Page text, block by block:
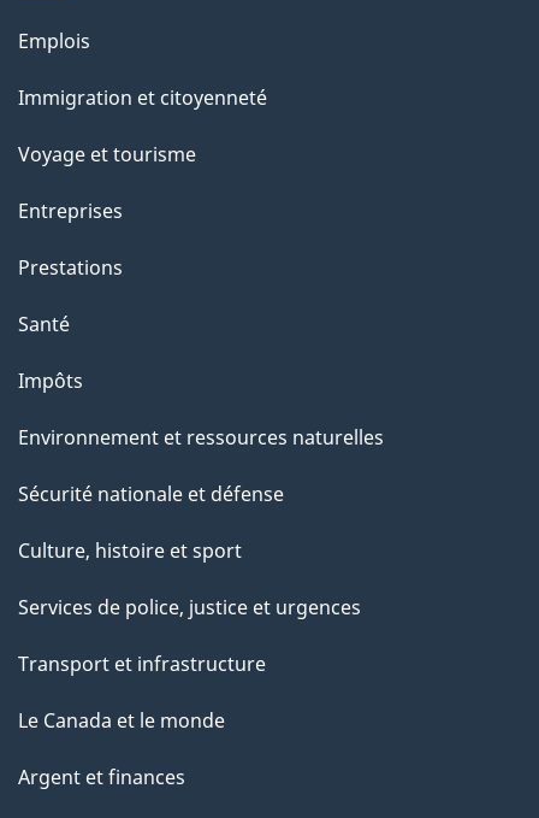
Thèmes
sujets
Emplois
Immigration et citoyenneté
Voyage et tourisme
Entreprises
Prestations
Santé
Impôts
Environnement et ressources naturelles
Sécurité nationale et défense
Culture, histoire et sport
Services de police, justice et urgences
Transport et infrastructure
Le Canada et le monde
Argent et finances